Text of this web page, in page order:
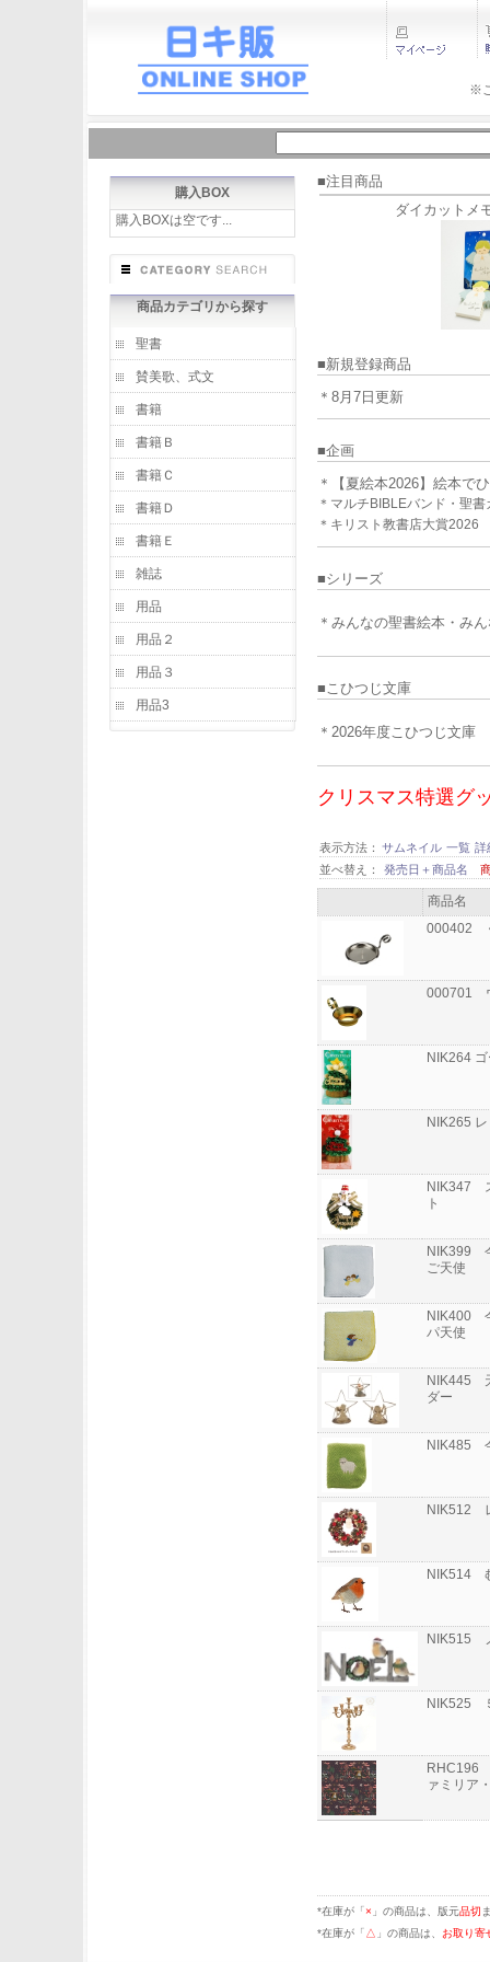
※
購入BOX
購入BOXは空です...
商品カテゴリから探す
聖書
賛美歌、式文
書籍
書籍Ｂ
書籍Ｃ
書籍Ｄ
書籍Ｅ
雑誌
用品
用品２
用品３
用品3
■注目商品
ダイカット
■新規登録商品
＊8月7日更新
■企画
＊【夏絵本2026】絵本で
＊マルチBIBLEバンド・聖書
＊キリスト教書店大賞2026
■シリーズ
＊みんなの聖書絵本・み
■こひつじ文庫
＊2026年度こひつじ文庫
クリスマス特選グ
表示方法： サムネイル 一覧 詳
並べ替え：
発売日＋商品名
商品名
000402
000701
NIK264
NIK265
NIK347
ト
NIK399
ご天使
NIK400
パ天使
NIK445
ダー
NIK485
NIK512
NIK514
NIK515
NIK525
RHC196
ァミリア
*在庫が「× 」の商品は、版元品切
*在庫が「△ 」の商品は、 お取り寄